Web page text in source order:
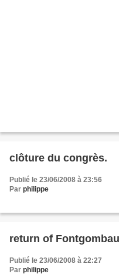
clôture du congrès.
Publié le 23/06/2008 à 23:56
Par philippe
return of
Publié le 23/06/2008 à 22:27
Par philippe